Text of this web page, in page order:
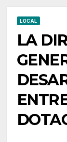
LOCAL
LA